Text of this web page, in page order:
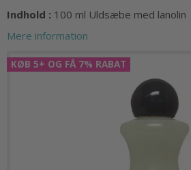
Indhold : 100 ml Uldsæbe med lanolin
Mere information
KØB 5+ OG FÅ 7% RABAT